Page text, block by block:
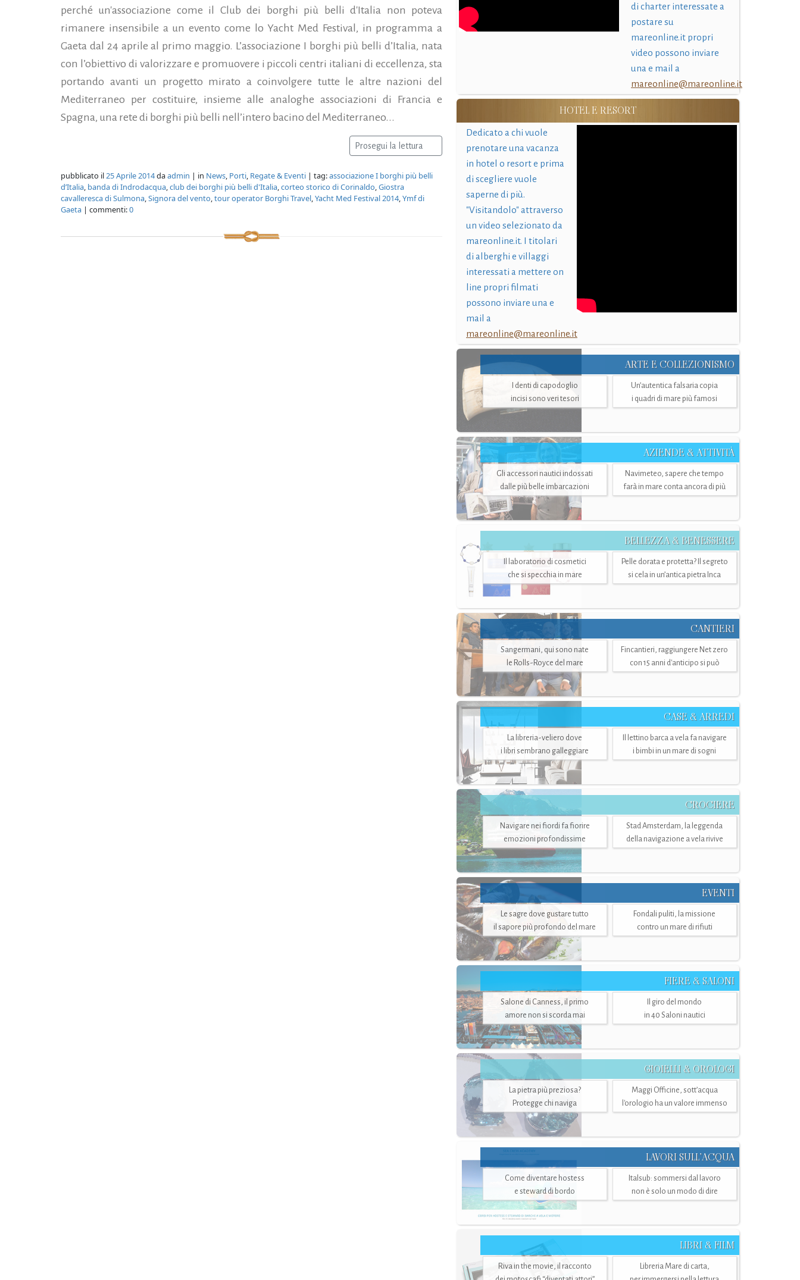
perché un'associazione come il Club dei borghi più belli d'Italia non poteva
rimanere insensibile a un evento come lo Yacht Med Festival, in programma a
Gaeta dal 24 aprile al primo maggio. L’associazione I borghi più belli d’Italia, nata
con l’obiettivo di valorizzare e promuovere i piccoli centri italiani di eccellenza, sta
portando avanti un progetto mirato a coinvolgere tutte le altre nazioni del
Mediterraneo per costituire, insieme alle analoghe associazioni di Francia e
Spagna, una rete di borghi più belli nell’intero bacino del Mediterraneo...
Prosegui la lettura
pubblicato il25 Aprile 2014daadmin | in News, Porti, Regate & Eventi | tag:associazione I borghi più belli
d’Italia, banda di Indrodacqua,club dei borghi più belli d'Italia,corteo storico di Corinaldo,Giostra
cavalleresca di Sulmona,Signora del vento,tour operator Borghi Travel,Yacht Med Festival 2014,Ymf di
Gaeta | commenti:0
di charter interessate a
postare su
mareonline.it propri
video possono inviare
una e mail a
mareonline@mareonline.it
HOTEL E RESORT
Dedicato a chi vuole
prenotare una vacanza
in hotel o resort e prima
di scegliere vuole
saperne di più.
"Visitandolo" attraverso
un video selezionato da
mareonline.it. I titolari
di alberghi e villaggi
interessati a mettere on
line propri filmati
possono inviare una e
mail a
mareonline@mareonline.it
ARTE E COLLEZIONISMO
I denti di capodoglio
incisi sono veri tesori
Un’autentica falsaria copia
i quadri di mare più famosi
AZIENDE & ATTIVITÀ
Gli accessori nautici indossati
dalle più belle imbarcazioni
Navimeteo, sapere che tempo
farà in mare conta ancora di più
BELLEZZA & BENESSERE
Il laboratorio di cosmetici
che si specchia in mare
Pelle dorata e protetta? Il segreto
si cela in un’antica pietra Inca
CANTIERI
Sangermani, qui sono nate
le Rolls-Royce del mare
Fincantieri, raggiungere Net zero
con 15 anni d'anticipo si può
CASE & ARREDI
La libreria-veliero dove
i libri sembrano galleggiare
Il lettino barca a vela fa navigare
i bimbi in un mare di sogni
CROCIERE
Navigare nei fiordi fa fiorire
emozioni profondissime
Stad Amsterdam, la leggenda
della navigazione a vela rivive
EVENTI
Le sagre dove gustare tutto
il sapore più profondo del mare
Fondali puliti, la missione
contro un mare di rifiuti
FIERE & SALONI
Salone di Canness, il primo
amore non si scorda mai
Il giro del mondo
in 40 Saloni nautici
GIOIELLI & OROLOGI
La pietra più preziosa?
Protegge chi naviga
Maggi Officine, sott’acqua
l'orologio ha un valore immenso
LAVORI SULL’ACQUA
Come diventare hostess
e steward di bordo
Italsub: sommersi dal lavoro
non è solo un modo di dire
LIBRI & FILM
Riva in the movie, il racconto
Libreria Mare di carta,